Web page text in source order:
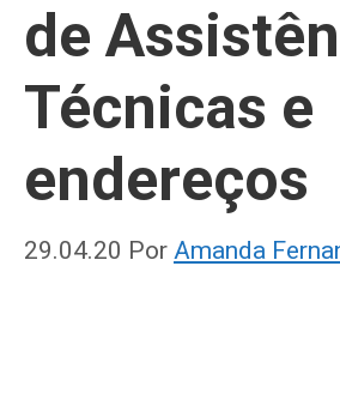
de
Técnicas e
endereços
29.04.20 Por Amanda